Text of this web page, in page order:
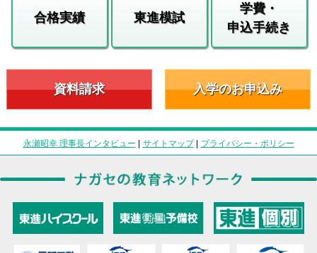
合格実績 東進模試
学費・
申込手続き
資料請求 入学のお申込み
永瀬昭幸 理事長インタビュー | サイトマップ| プライバシー・ポリシー